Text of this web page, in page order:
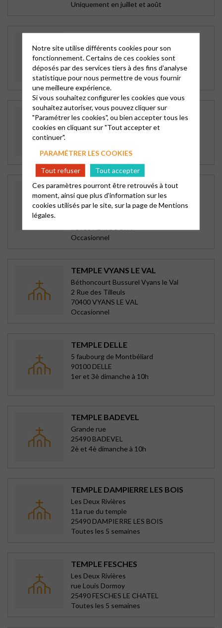
Uniquement en juillet et août
Beaucourt
rue du Temple
90500 BEAUCOURT
selon calendrier
TEMPLE DE BETHONCOURT
Béthoncourt Bussurel Vyans le Val
Place de la République
3è dimanche à 10h avec sainte cène
TEMPLE BUSSUREL
Béthoncourt Bussurel Vyans le Val
14 Grande Rue
Occasionnel
TEMPLE VYANS LE VAL
Béthoncourt Bussurel Vyans le Val
2 Rue des Tilleuls
70400 VYANS LE VAL
Occasionnel
TEMPLE DELLE
5 faubourg de Montbéliard
90100 DELLE
1er et 3è dimanche à 10h
TEMPLE BADEVEL
Grande rue
25490 BADEVEL
2è et 4è dimanche à 10h
TEMPLE DAMPIERRE LES BOIS
Les Deux Rivières
11a rue du temple
25490 DAMPIERRE LES BOIS
Toutes les 5 semaines
TEMPLE FESCHES
Les Deux Rivières
rue Louis Dormoy
25490 FESCHES LE CHATEL
Toutes les 5 semaines
Notre site utilise différents cookies pour son
fonctionnement. Certains de ces cookies sont
déposés par des services tiers à des fins d'analyse
statistique pour nous permettre de vous fournir
une meilleure expérience.
Si vous souhaitez configurer les cookies que vous
souhaitez autoriser, vous pouvez cliquer sur
"Paramétrer les cookies", ou bien accepter tous les
cookies en cliquant sur "Tout accepter et
continuer".
PARAMÉTRER LES COOKIES
Tout refuser
Tout accepter
Ces paramètres pourront être retrouvés à tout
moment, ainsi que plus d'information sur les
cookies utilisés par le site, sur la page deMentions
légales.